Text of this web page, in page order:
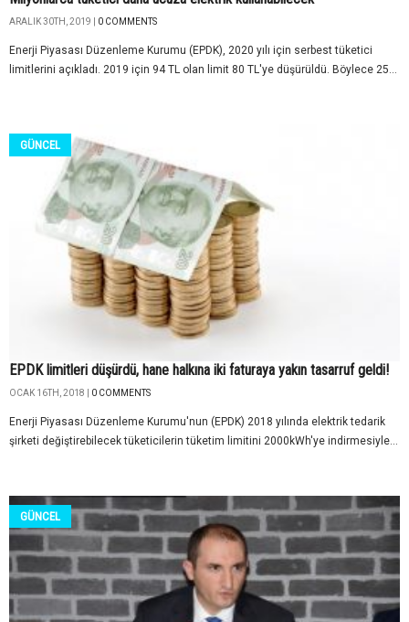
ARALIK 30TH, 2019 | 0 COMMENTS
Enerji Piyasası Düzenleme Kurumu (EPDK), 2020 yılı için serbest tüketici
limitlerini açıkladı. 2019 için 94 TL olan limit 80 TL'ye düşürüldü. Böylece 25...
GÜNCEL
EPDK limitleri düşürdü, hane halkına iki faturaya yakın tasarruf geldi!
OCAK 16TH, 2018 | 0 COMMENTS
Enerji Piyasası Düzenleme Kurumu'nun (EPDK) 2018 yılında elektrik tedarik
şirketi değiştirebilecek tüketicilerin tüketim limitini 2000kWh'ye indirmesiyle...
GÜNCEL